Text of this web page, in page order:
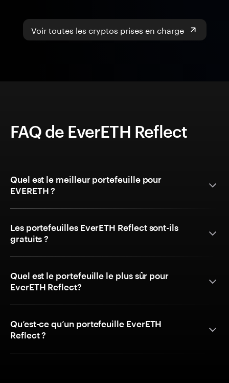
Voir toutes les cryptos prises en charge
FAQ de EverETH Reflect
Quel est le meilleur portefeuille pour
EVERETH ?
Les portefeuilles EverETH Reflect sont-ils
gratuits ?
Quel est le portefeuille le plus sûr pour
EverETH Reflect?
Qu’est-ce qu’un portefeuille EverETH
Reflect ?